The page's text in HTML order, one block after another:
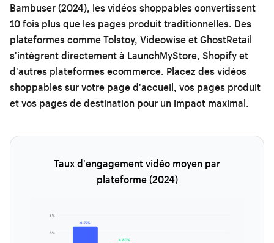
Bambuser (2024), les vidéos shoppables convertissent
10 fois plus que les pages produit traditionnelles. Des
plateformes comme Tolstoy, Videowise et GhostRetail
s'intègrent directement à LaunchMyStore, Shopify et
d'autres plateformes ecommerce. Placez des vidéos
shoppables sur votre page d'accueil, vos pages produit
et vos pages de destination pour un impact maximal.
Taux d'engagement vidéo moyen par
plateforme (2024)
6%
8%
6.72%
4.80%